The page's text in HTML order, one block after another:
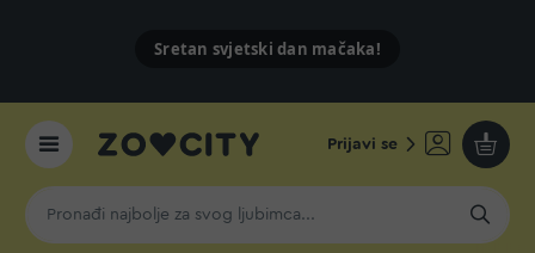
Sretan svjetski dan mačaka!
Prijavi se
Moja